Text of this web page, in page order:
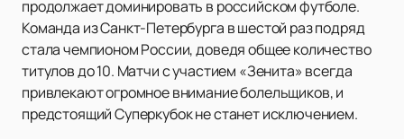
продолжает доминировать в российском футболе.
Команда из Санкт-Петербурга в шестой раз подряд
стала чемпионом России, доведя общее количество
титулов до 10. Матчи с участием «Зенита» всегда
привлекают огромное внимание болельщиков, и
предстоящий Суперкубок не станет исключением.